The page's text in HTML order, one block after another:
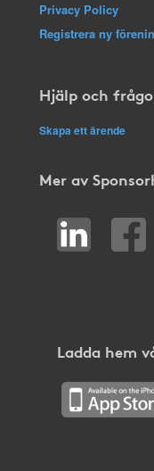
Privacy Policy
Registrera ny
Hjälp och
Skapa ett ärende
Mer av
Ladda hem